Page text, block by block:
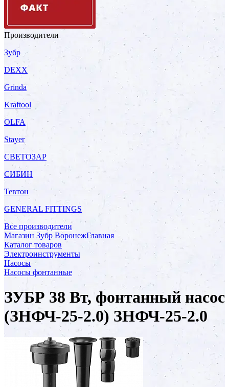
Производители
Зубр
DEXX
Grinda
Kraftool
OLFA
Stayer
СВЕТОЗАР
СИБИН
Тевтон
GENERAL FITTINGS
Все производители
Магазин Зубр ВоронежГлавная
Каталог товаров
Электроинструменты
Насосы
Насосы фонтанные
ЗУБР 38 Вт, фонтанный насос
(ЗНФЧ-25-2.0) ЗНФЧ-25-2.0